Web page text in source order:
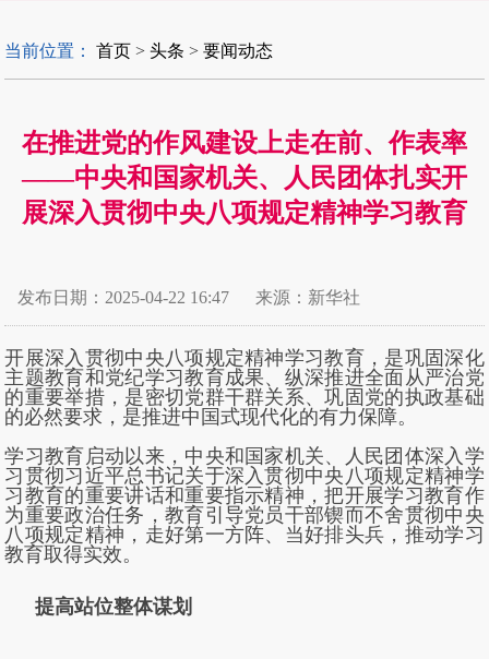
当前位置： 首页 >头条 >要闻动态
在推进党的作风建设上走在前、作表率
——中央和国家机关、人民团体扎实开
展深入贯彻中央八项规定精神学习教育
发布日期：2025-04-22 16:47 来源：新华社
开展深入贯彻中央八项规定精神学习教育，是巩固深化
主题教育和党纪学习教育成果、纵深推进全面从严治党
的重要举措，是密切党群干群关系、巩固党的执政基础
的必然要求，是推进中国式现代化的有力保障。
学习教育启动以来，中央和国家机关、人民团体深入学
习贯彻习近平总书记关于深入贯彻中央八项规定精神学
习教育的重要讲话和重要指示精神，把开展学习教育作
为重要政治任务，教育引导党员干部锲而不舍贯彻中央
八项规定精神，走好第一方阵、当好排头兵，推动学习
教育取得实效。
提高站位整体谋划